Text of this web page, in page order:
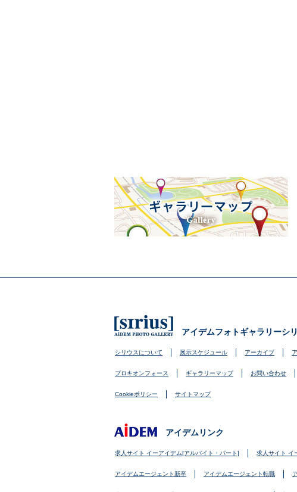
アイデムフォトギャラリーシ
シリウスについて 展示スケジュール アーカイブ
プロキオンフォース ギャラリーマップ お問い合わせ
Cookieポリシー サイトマップ
アイデムリンク
求人サイト イーアイデム[アルバイト・パート] 求人サイト イ
アイデムエージェント新卒 アイデムエージェント転職